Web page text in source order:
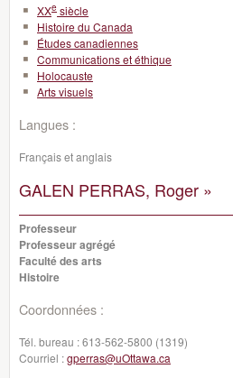
XXe siècle
Histoire du Canada
Études canadiennes
Communications et éthique
Holocauste
Arts visuels
Langues :
Français et anglais
GALEN PERRAS, Roger »
Professeur
Professeur agrégé
Faculté des arts
Histoire
Coordonnées :
Tél. bureau :613-562-5800 (1319)
Courriel :gperras@uOttawa.ca